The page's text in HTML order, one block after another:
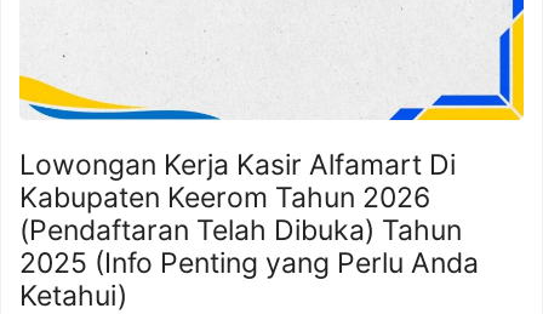
Lowongan Kerja Kasir Alfamart Di
Kabupaten Keerom Tahun 2026
(Pendaftaran Telah Dibuka) Tahun
2025 (Info Penting yang Perlu Anda
Ketahui)